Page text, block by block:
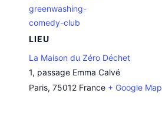
greenwashing-
comedy-club
LIEU
La Maison du Zéro Déchet
1, passage Emma Calvé
Paris, 75012 France + Google Map